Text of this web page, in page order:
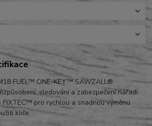
FUEL™ ONE-KEY™ SAWZALL®
sledování a zabezpečení nářadí
FIXTEC™ pro rychlou a snadnou výměnu
klíče